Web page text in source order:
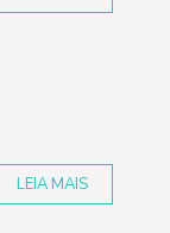
LEIA MAIS